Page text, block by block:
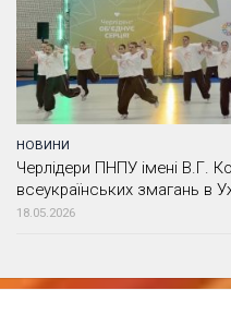
НОВИНИ
Черлідери ПНПУ імені В.Г.
всеукраїнських змагань в
18.05.2026